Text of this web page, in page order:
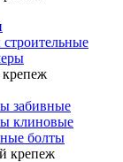
забивные
клиновые
болты
крепеж